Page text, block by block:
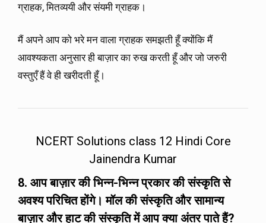
ग्राहक, मितव्ययी और संयमी ग्राहक।
मैं अपने आप को भरे मन वाला ग्राहक समझती हूँ क्योंकि मैं
आवश्यकता अनुसार ही बाज़ार का रुख करती हूँ और जो जरुरी
वस्तुएँ हैं वे ही खरीदती हूँ।
NCERT Solutions class 12 Hindi Core
Jainendra Kumar
8. आप बाज़ार की भिन्न-भिन्न प्रकार की संस्कृति से
अवश्य परिचित होंगे। मॉल की संस्कृति और सामान्य
बाज़ार और हाट की संस्कृति में आप क्या अंतर पाते हैं?